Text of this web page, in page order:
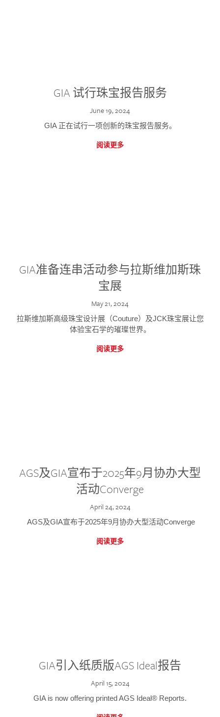
GIA 试行珠宝报告服务
June 19, 2024
GIA 正在试行一项创新的珠宝报告服务。
阅读更多
GIA准备连串活动参与拉斯维加斯珠
宝展
May 21, 2024
拉斯维加斯高级珠宝设计展（Couture）及JCK珠宝展让您
体验宝石学的璀璨世界。
阅读更多
AGS及GIA宣布于2025年9月协办大型
活动Converge
April 24, 2024
AGS及GIA宣布于2025年9月协办大型活动Converge
阅读更多
GIA引入纸质版AGS Ideal报告
April 15, 2024
GIA is now offering printed AGS Ideal® Reports.